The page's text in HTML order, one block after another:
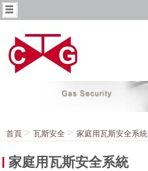
首頁 瓦斯安全 家庭用瓦斯安全系統
家庭用瓦斯安全系統